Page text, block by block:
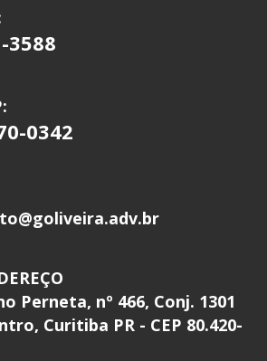
3588
0342
goliveira.adv.br
Perneta, nº 466, Conj. 1301
Curitiba PR - CEP 80.420-